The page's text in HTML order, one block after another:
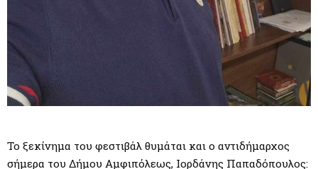
Το ξεκίνημα του φεστιβάλ θυμάται και ο αντιδήμαρχος
σήμερα του Δήμου Αμφιπόλεως, Ιορδάνης Παπαδόπουλος: